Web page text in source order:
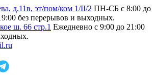
д.11в, эт/пом/ком 1/II/2 ПН-СБ с 8:00 до
без перерывов и выходных.
ш. 66 стр.1 Ежедневно с 9:00 до 21:00